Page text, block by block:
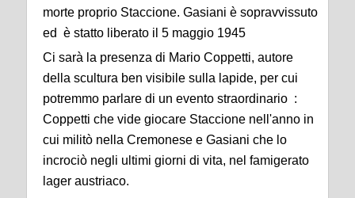
morte proprio Staccione. Gasiani è sopravvissuto
ed è statto liberato il 5 maggio 1945
Ci sarà la presenza di Mario Coppetti, autore
della scultura ben visibile sulla lapide, per cui
potremmo parlare di un evento straordinario :
Coppetti che vide giocare Staccione nell'anno in
cui militò nella Cremonese e Gasiani che lo
incrociò negli ultimi giorni di vita, nel famigerato
lager austriaco.